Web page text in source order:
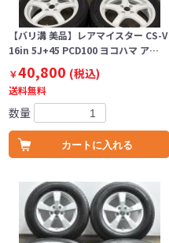
【バリ溝 美品】レアマイスター CS-V
16in 5J+45 PCD100 ヨコハマ ア…
￥40,800 (税込)
送料無料
数量
カートに入れる